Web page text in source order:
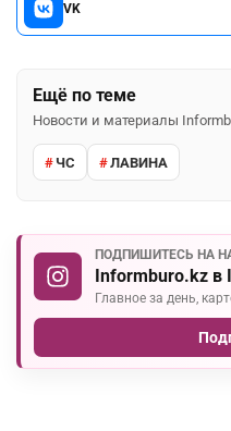
VK
Ещё по теме
Новости и материалы
ЧС ЛАВИНА
ПОДПИШИТЕСЬ НА
Informburo.kz в
Главное за день,